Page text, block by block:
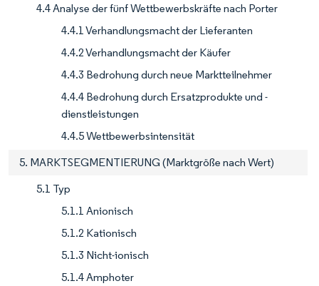
4.4 Analyse der fünf Wettbewerbskräfte nach Porter
4.4.1 Verhandlungsmacht der Lieferanten
4.4.2 Verhandlungsmacht der Käufer
4.4.3 Bedrohung durch neue Marktteilnehmer
4.4.4 Bedrohung durch Ersatzprodukte und -
dienstleistungen
4.4.5 Wettbewerbsintensität
5. MARKTSEGMENTIERUNG (Marktgröße nach Wert)
5.1 Typ
5.1.1 Anionisch
5.1.2 Kationisch
5.1.3 Nicht-ionisch
5.1.4 Amphoter